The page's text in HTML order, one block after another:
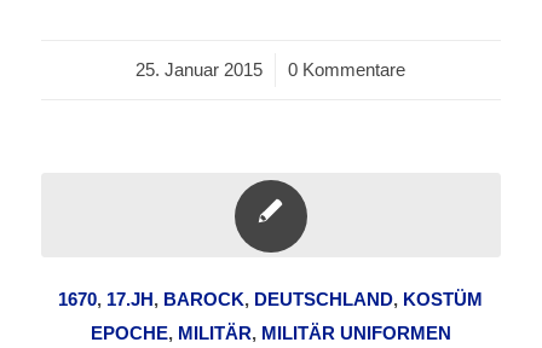
25. Januar 2015
/ 0 Kommentare
1670, 17.JH, BAROCK, DEUTSCHLAND, KOSTÜM
EPOCHE, MILITÄR, MILITÄR UNIFORMEN